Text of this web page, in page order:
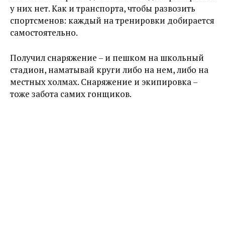
у них нет. Как и транспорта, чтобы развозить
спортсменов: каждый на тренировки добирается
самостоятельно.
Получил снаряжение – ​и пешком на школьный
стадион, наматывай круги либо на нем, либо на
местных холмах. Снаряжение и экипировка –
тоже забота самих гонщиков.